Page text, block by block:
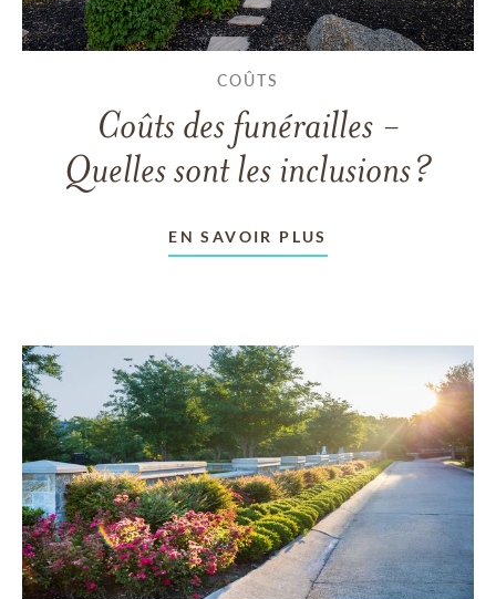
COÛTS
Coûts des funérailles -
Quelles sont les inclusions?
EN SAVOIR PLUS